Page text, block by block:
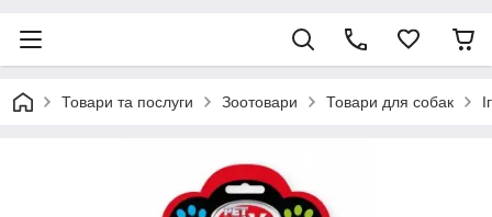
Товари та послуги Зоотовари Товари для собак